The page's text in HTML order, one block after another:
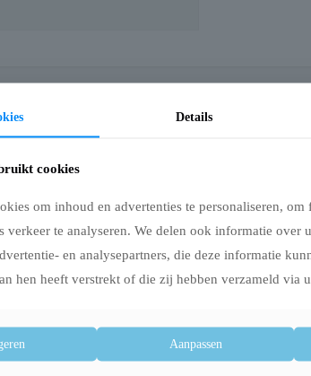
voor konijnen en knaagdieren. Het huisje is
Dankzij de natuurlijke materialen past het perfect
Details
cookies
om inhoud en advertenties te personaliseren,
verkeer te analyseren. We delen ook informatie over
en analysepartners, die deze informatie
hen heeft verstrekt of die zij hebben verzameld via
Aanpassen